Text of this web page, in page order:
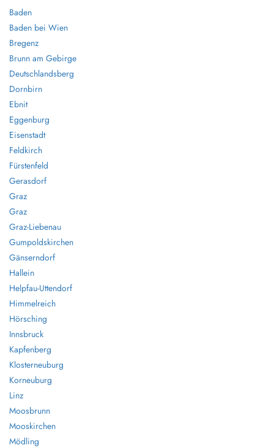
Baden
Baden bei Wien
Bregenz
Brunn am Gebirge
Deutschlandsberg
Dornbirn
Ebnit
Eggenburg
Eisenstadt
Feldkirch
Fürstenfeld
Gerasdorf
Graz
Graz
Graz-Liebenau
Gumpoldskirchen
Gänserndorf
Hallein
Helpfau-Uttendorf
Himmelreich
Hörsching
Innsbruck
Kapfenberg
Klosterneuburg
Korneuburg
Linz
Moosbrunn
Mooskirchen
Mödling